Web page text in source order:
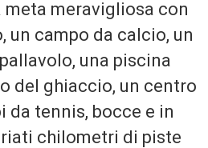
meta meravigliosa con
un campo da calcio, un
una piscina
del ghiaccio, un centro
da tennis, bocce e in
chilometri di piste